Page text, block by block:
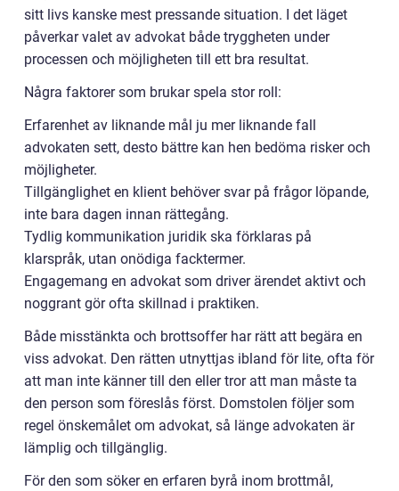
sitt livs kanske mest pressande situation. I det läget
påverkar valet av advokat både tryggheten under
processen och möjligheten till ett bra resultat.
Några faktorer som brukar spela stor roll:
Erfarenhet av liknande mål ju mer liknande fall
advokaten sett, desto bättre kan hen bedöma risker och
möjligheter.
Tillgänglighet en klient behöver svar på frågor löpande,
inte bara dagen innan rättegång.
Tydlig kommunikation juridik ska förklaras på
klarspråk, utan onödiga facktermer.
Engagemang en advokat som driver ärendet aktivt och
noggrant gör ofta skillnad i praktiken.
Både misstänkta och brottsoffer har rätt att begära en
viss advokat. Den rätten utnyttjas ibland för lite, ofta för
att man inte känner till den eller tror att man måste ta
den person som föreslås först. Domstolen följer som
regel önskemålet om advokat, så länge advokaten är
lämplig och tillgänglig.
För den som söker en erfaren byrå inom brottmål,